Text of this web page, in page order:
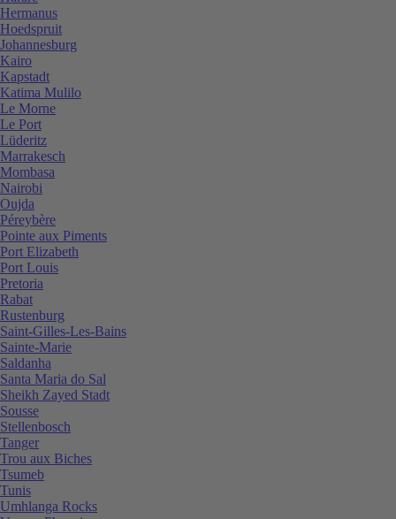
Hermanus
Hoedspruit
Johannesburg
Kairo
Kapstadt
Katima Mulilo
Le Morne
Le Port
Lüderitz
Marrakesch
Mombasa
Nairobi
Oujda
Péreybère
Pointe aux Piments
Port Elizabeth
Port Louis
Pretoria
Rabat
Rustenburg
Saint-Gilles-Les-Bains
Sainte-Marie
Saldanha
Santa Maria do Sal
Sheikh Zayed Stadt
Sousse
Stellenbosch
Tanger
Trou aux Biches
Tsumeb
Tunis
Umhlanga Rocks